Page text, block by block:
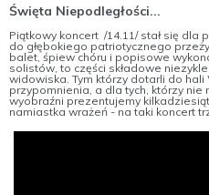
Święta Niepodległości...
Piątkowy koncert /14.11/ stał się
do głębokiego patriotycznego
balet, śpiew chóru i popisowe
solistów, to części składowe
widowiska. Tym którzy dotarli do
przypomnienia, a dla tych, którzy
wyobraźni prezentujemy
namiastka wrażeń - na taki koncert